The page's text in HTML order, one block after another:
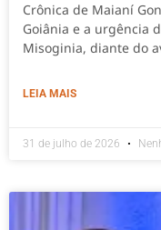
Crônica de Maianí
Goiânia e a urgência
Misoginia, diante do
LEIA MAIS
31 de julho de 2026